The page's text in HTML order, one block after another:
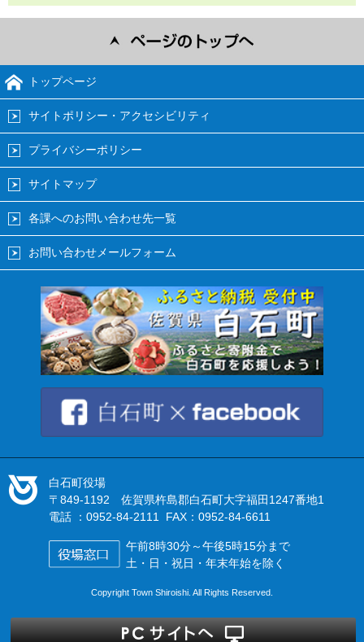
トップページ
サイトポリシー・アクセシビリティ
プライバシーポリシー
サイトマップ
各課へのお問い合わせ先一覧
お問い合わせメールフォーム
白石町役場
〒849-1192 佐賀県杵島郡白石町大字福田1247番地1
電話 ：0952-84-2111 FAX：0952-84-6611
午前8時30分～午後5時15分まで
土・日・祝日・年末年始を除く
Copyright Town Shiroishi. All Rights Reserved.